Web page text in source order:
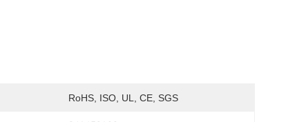
RoHS, ISO, UL, CE, SGS